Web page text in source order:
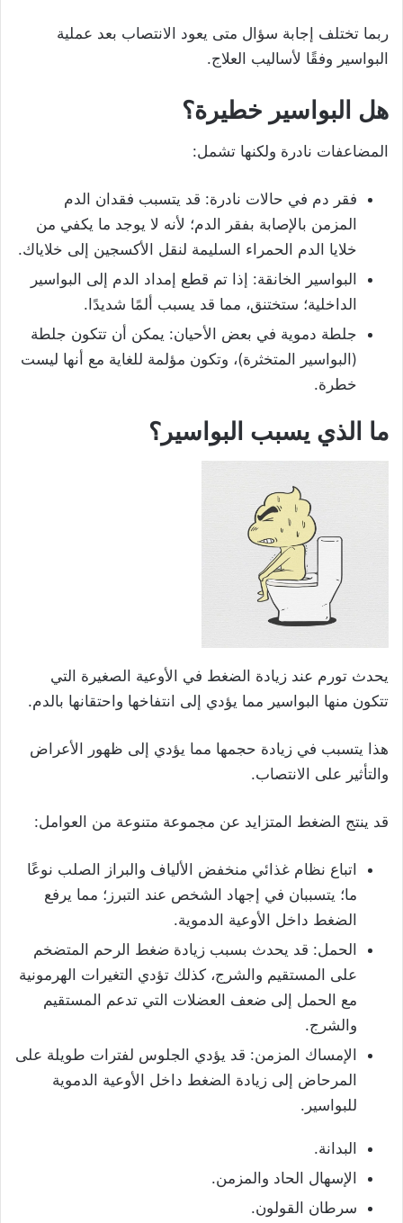
ربما تختلف إجابة سؤال متى يعود الانتصاب بعد عملية
البواسير وفقًا لأساليب العلاج.
هل البواسير خطيرة؟
المضاعفات نادرة ولكنها تشمل:
فقر دم في حالات نادرة: قد يتسبب فقدان الدم
المزمن بالإصابة بفقر الدم؛ لأنه لا يوجد ما يكفي من
خلايا الدم الحمراء السليمة لنقل الأكسجين إلى خلاياك.
البواسير الخانقة: إذا تم قطع إمداد الدم إلى البواسير
الداخلية؛ ستختنق، مما قد يسبب ألمًا شديدًا.
جلطة دموية في بعض الأحيان: يمكن أن تتكون جلطة
(البواسير المتخثرة)، وتكون مؤلمة للغاية مع أنها ليست
خطرة.
ما الذي يسبب البواسير؟
يحدث تورم عند زيادة الضغط في الأوعية الصغيرة التي
تتكون منها البواسير مما يؤدي إلى انتفاخها واحتقانها بالدم.
هذا يتسبب في زيادة حجمها مما يؤدي إلى ظهور الأعراض
والتأثير على الانتصاب.
قد ينتج الضغط المتزايد عن مجموعة متنوعة من العوامل:
اتباع نظام غذائي منخفض الألياف والبراز الصلب نوعًا
ما؛ يتسببان في إجهاد الشخص عند التبرز؛ مما يرفع
الضغط داخل الأوعية الدموية.
الحمل: قد يحدث بسبب زيادة ضغط الرحم المتضخم
على المستقيم والشرج، كذلك تؤدي التغيرات الهرمونية
مع الحمل إلى ضعف العضلات التي تدعم المستقيم
والشرج.
الإمساك المزمن: قد يؤدي الجلوس لفترات طويلة على
المرحاض إلى زيادة الضغط داخل الأوعية الدموية
للبواسير.
البدانة.
الإسهال الحاد والمزمن.
سرطان القولون.